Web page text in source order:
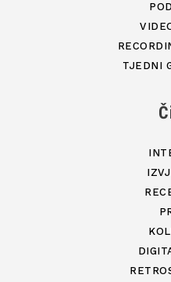
TJEDNI